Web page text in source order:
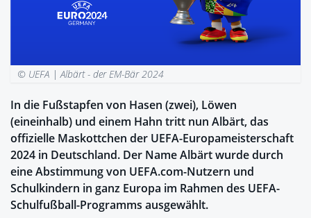
© UEFA |Albärt - der EM-Bär 2024
In die Fußstapfen von Hasen (zwei), Löwen
(eineinhalb) und einem Hahn tritt nun Albärt, das
offizielle Maskottchen der UEFA-Europameisterschaft
2024 in Deutschland. Der Name Albärt wurde durch
eine Abstimmung von UEFA.com-Nutzern und
Schulkindern in ganz Europa im Rahmen des UEFA-
Schulfußball-Programms ausgewählt.